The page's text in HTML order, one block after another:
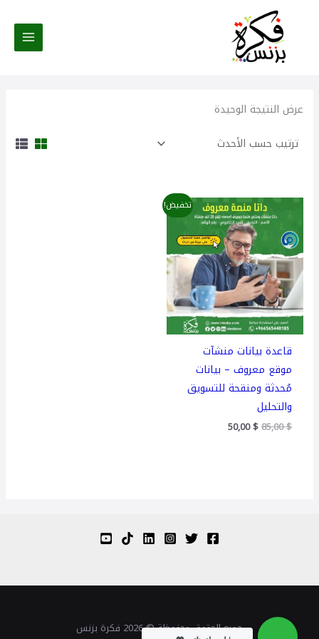
عرض النتيجة الوحيدة
تخفيض!
قاعدة بيانات منشآت
موقع معروف – بيانات
مُحدثة ومنقحة للتسويق
والتحليل
85,00$
السعر
الأصلي
هو:
85,00 $.
50,00$
السعر
الحالي
هو:
50,00 $.
جميع الحقوق محفوظة © 2026 فكرة بزنس